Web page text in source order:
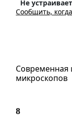
Не
Сообщить,
Современная
микроскопов
8